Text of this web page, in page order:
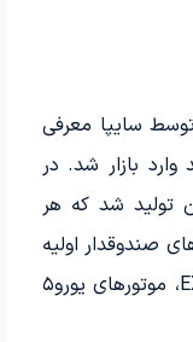
بار در سال ۱۳۸۸ توسط سایپا معرفی
بازار شد. در
تولید شد که هر
صندوقدار اولیه
تا نسخه‌های هاچ‌بک، تیپ‌های SX و EX، موتورهای یورو۵